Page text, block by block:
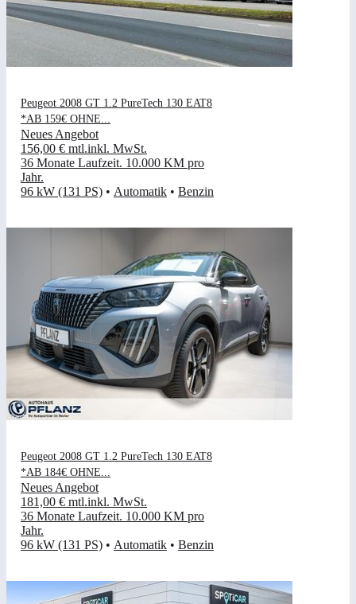
Peugeot 2008 GT 1.2 PureTech 130 EAT8
*AB 159€ OHNE...
Neues Angebot
156,00 € mtl.inkl. MwSt.
36 Monate Laufzeit. 10.000 KM pro
Jahr.
96 kW (131 PS) • Automatik • Benzin
Peugeot 2008 GT 1.2 PureTech 130 EAT8
*AB 184€ OHNE...
Neues Angebot
181,00 € mtl.inkl. MwSt.
36 Monate Laufzeit. 10.000 KM pro
Jahr.
96 kW (131 PS) • Automatik • Benzin